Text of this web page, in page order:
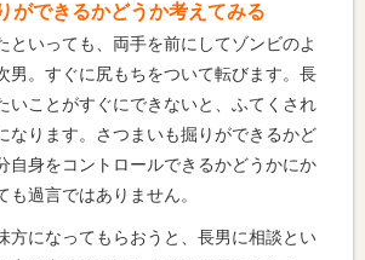
ができるかどうか考えてみる
といっても、両手を前にしてゾンビのよ
男。すぐに尻もちをついて転びます。長
いことがすぐにできないと、ふてくされ
なります。さつまいも掘りができるかど
自身をコントロールできるかどうかにか
も過言ではありません。
方になってもらおうと、長男に相談とい